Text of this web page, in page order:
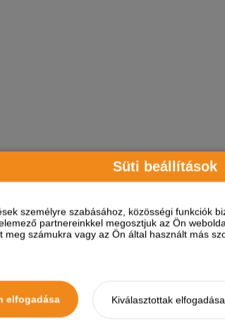
Süti beállítások
személyre szabásához, közösségi funkciók
partnereinkkel megosztjuk az Ön
számukra vagy az Ön által használt más
elfogadása Kiválasztottak elfogadása
Értesülj elsőként a